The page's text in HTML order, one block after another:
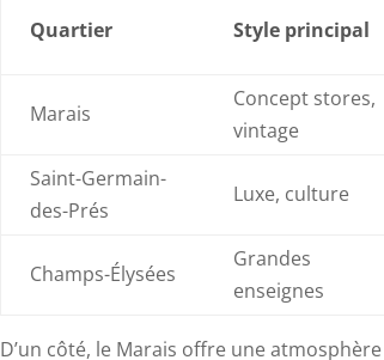
Quartier Style principal
Marais
Concept stores,
vintage
Saint-Germain-
des-Prés
Luxe, culture
Champs-Élysées
Grandes
enseignes
D’un côté, le Marais offre une